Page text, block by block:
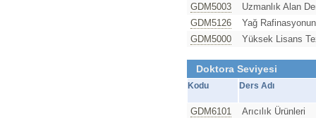
GDM5003
Uzmanlık Alan
GDM5126
Yağ
GDM5000
Yüksek Lisans
Doktora Seviyesi
Kodu Ders Adı
GDM6101
Arıcılık Ürünleri